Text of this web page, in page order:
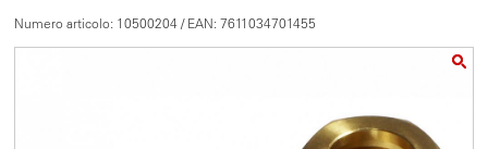
Numero articolo: 10500204 / EAN: 7611034701455